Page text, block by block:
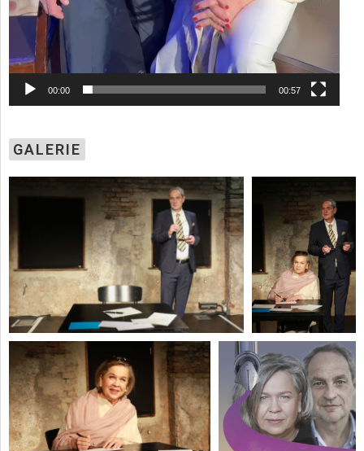
00:00 00:57
GALERIE